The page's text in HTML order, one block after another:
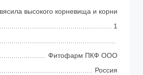
высокого корневища и корни
1
Фитофарм ПКФ ООО
Россия